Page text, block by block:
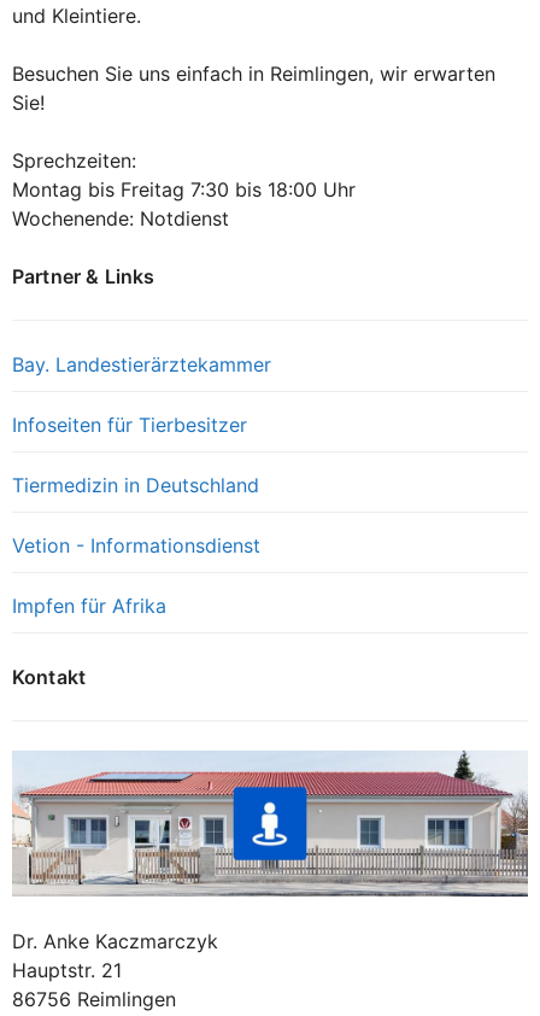
und Kleintiere.
Besuchen Sie uns einfach in Reimlingen, wir erwarten
Sie!
Sprechzeiten:
Montag bis Freitag 7:30 bis 18:00 Uhr
Wochenende: Notdienst
Partner & Links
Bay. Landestierärztekammer
Infoseiten für Tierbesitzer
Tiermedizin in Deutschland
Vetion - Informationsdienst
Impfen für Afrika
Kontakt
Dr. Anke Kaczmarczyk
Hauptstr. 21
86756 Reimlingen